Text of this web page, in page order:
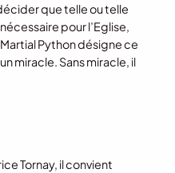
que telle ou telle
pour l’Eglise,
Python désigne ce
miracle. Sans miracle, il
Tornay, il convient